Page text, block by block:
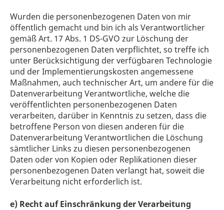
Wurden die personenbezogenen Daten von mir
öffentlich gemacht und bin ich als Verantwortlicher
gemäß Art. 17 Abs. 1 DS-GVO zur Löschung der
personenbezogenen Daten verpflichtet, so treffe ich
unter Berücksichtigung der verfügbaren Technologie
und der Implementierungskosten angemessene
Maßnahmen, auch technischer Art, um andere für die
Datenverarbeitung Verantwortliche, welche die
veröffentlichten personenbezogenen Daten
verarbeiten, darüber in Kenntnis zu setzen, dass die
betroffene Person von diesen anderen für die
Datenverarbeitung Verantwortlichen die Löschung
sämtlicher Links zu diesen personenbezogenen
Daten oder von Kopien oder Replikationen dieser
personenbezogenen Daten verlangt hat, soweit die
Verarbeitung nicht erforderlich ist.
e) Recht auf Einschränkung der Verarbeitung